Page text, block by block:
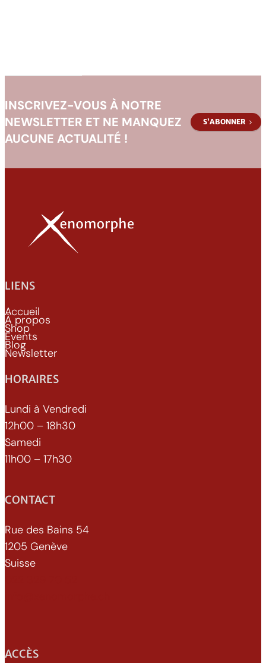
of
INSCRIVEZ-VOUS À NOTRE
NEWSLETTER ET NE MANQUEZ
AUCUNE ACTUALITÉ !
S’ABONNER
LIENS
Accueil
À propos
Shop
Events
Blog
Newsletter
HORAIRES
Lundi à Vendredi
12h00 – 18h30
Samedi
11h00 – 17h30
CONTACT
Rue des Bains 54
1205 Genève
Suisse
ACCÈS